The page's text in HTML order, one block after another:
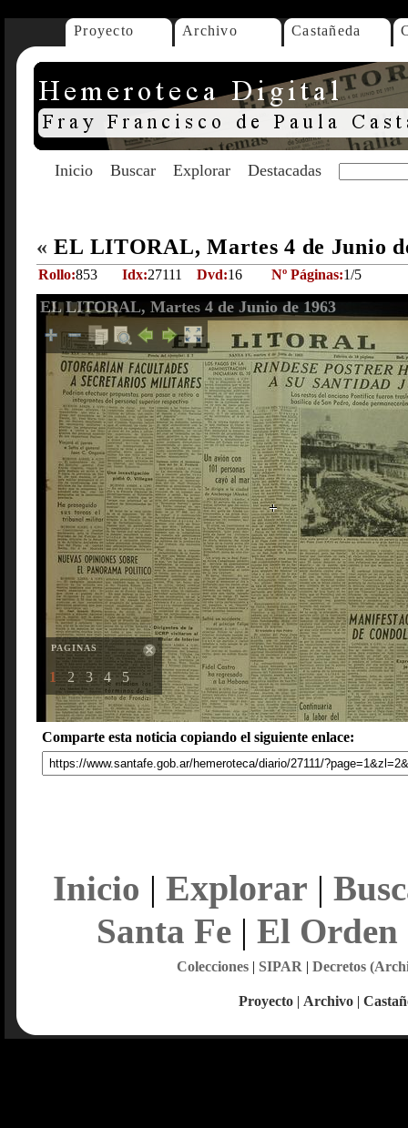
Proyecto Archivo Castañeda
Inicio Buscar Explorar Destacadas
« EL LITORAL, Martes 4 de Junio
Rollo:853 Idx:27111 Dvd:16 Nº Páginas:1/5
EL LITORAL, Martes 4 de Junio de 1963
PAGINAS
1 2 3 4 5
Comparte esta noticia copiando el siguiente enlace:
Inicio | Explorar |
Santa Fe| El Orden
Colecciones| SIPAR | Decretos
Proyecto | Archivo |